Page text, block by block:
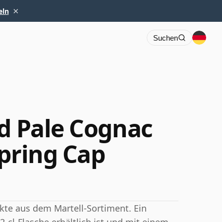
×
Suchen
Pale Cognac
Cap
aus dem Martell-Sortiment. Ein